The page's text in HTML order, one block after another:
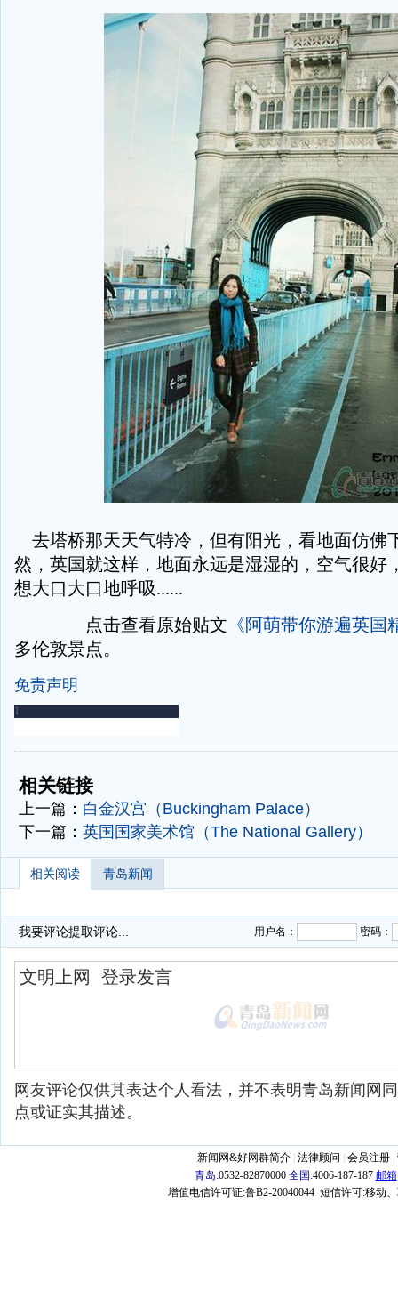
去塔桥那天天气特冷，但有阳光，看地面仿佛
然，英国就这样，地面永远是湿湿的，空气很好
想大口大口地呼吸......
点击查看原始贴文 《阿萌带你游遍英国
多伦敦景点。
免责声明
-
相关链接
上一篇： 白金汉宫（Buckingham Palace）
下一篇： 英国国家美术馆（The National Gallery）
相关阅读 青岛新闻
我要评论提取评论... 用户名： 密码：
网友评论仅供其表达个人看法，并不表明青岛新闻网
点或证实其描述。